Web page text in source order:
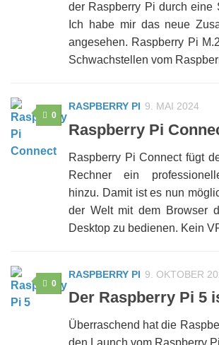
der Raspberry Pi durch eine
Ich habe mir das neue
angesehen. Raspberry Pi
Schwachstellen vom
0
RASPBERRY PI 9. MAI 2024
Raspberry Pi
Raspberry Pi Connect fügt
Rechner ein
hinzu. Damit ist es nun
der Welt mit dem Browser
Desktop zu bedienen. Kein
0
RASPBERRY PI 9. OKTOBER
Der Raspberry Pi 5
Überraschend hat die
den Launch vom Raspberry